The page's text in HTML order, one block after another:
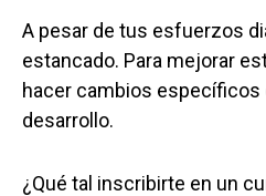
A pesar de tus esfuerzos
estancado. Para mejorar
hacer cambios específicos
desarrollo.
¿Qué tal inscribirte en un